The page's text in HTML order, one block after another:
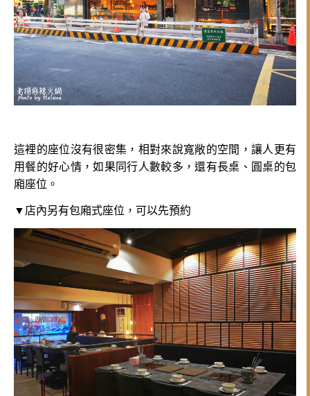
這裡的座位沒有很密集，相對來說寬敞的空間，讓人更有
用餐的好心情，如果同行人數較多，還有長桌、圓桌的包
廂座位。
▼店內另有包廂式座位，可以先預約